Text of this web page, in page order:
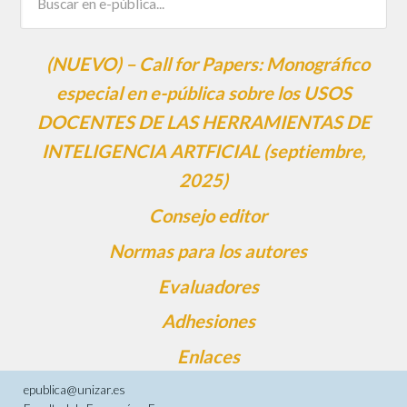
(NUEVO) – Call for Papers: Monográfico
especial en e-pública sobre los USOS
DOCENTES DE LAS HERRAMIENTAS DE
INTELIGENCIA ARTFICIAL (septiembre,
2025)
Consejo editor
Normas para los autores
Evaluadores
Adhesiones
Enlaces
epublica@unizar.es